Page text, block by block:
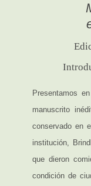
Presentamos
manuscrito
conservado en
institución,
que dieron
condición de